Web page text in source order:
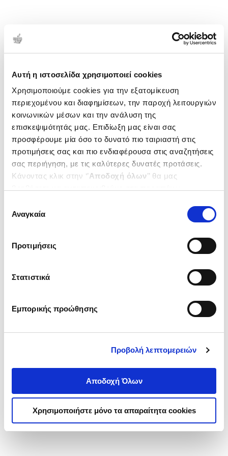
Αυτή η ιστοσελίδα χρησιμοποιεί cookies
Χρησιμοποιούμε cookies για την εξατομίκευση
περιεχομένου και διαφημίσεων, την παροχή λειτουργιών
κοινωνικών μέσων και την ανάλυση της
επισκεψιμότητάς μας. Επιδίωξη μας είναι σας
προσφέρουμε μία όσο το δυνατό πιο ταιριαστή στις
προτιμήσεις σας και πιο ενδιαφέρουσα στις αναζητήσεις
σας περιήγηση, με τις καλύτερες δυνατές προτάσεις.
Κάνοντας κλικ στην ‘’Αποδοχή όλων’’ θα μας
ενδιαφέρουν και να επιλέξετε από τα παρακάτω με την
΄΄και να ενημερωθείτε σχετικά με
συγκατάθεσης
Αναγκαία
Προτιμήσεις
Στατιστικά
Εμπορικής προώθησης
Προβολή λεπτομερειών
Αποδοχή Όλων
Χρησιμοποιήστε μόνο τα απαραίτητα cookies